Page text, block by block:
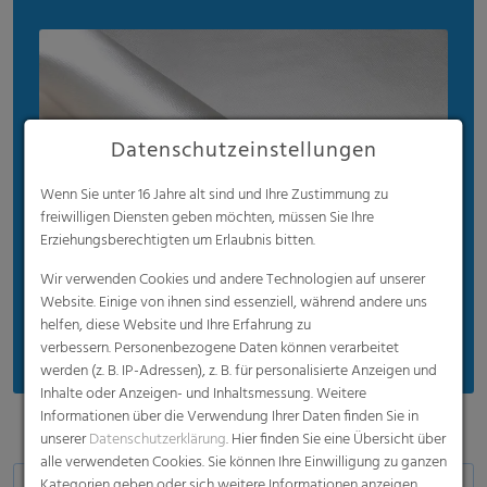
Datenschutzeinstellungen
Wenn Sie unter 16 Jahre alt sind und Ihre Zustimmung zu
freiwilligen Diensten geben möchten, müssen Sie Ihre
Erziehungsberechtigten um Erlaubnis bitten.
Wir verwenden Cookies und andere Technologien auf unserer
Website. Einige von ihnen sind essenziell, während andere uns
helfen, diese Website und Ihre Erfahrung zu
verbessern. Personenbezogene Daten können verarbeitet
werden (z. B. IP-Adressen), z. B. für personalisierte Anzeigen und
Inhalte oder Anzeigen- und Inhaltsmessung. Weitere
Informationen über die Verwendung Ihrer Daten finden Sie in
unsererDatenschutzerklärung. Hier finden Sie eine Übersicht über
alle verwendeten Cookies. Sie können Ihre Einwilligung zu ganzen